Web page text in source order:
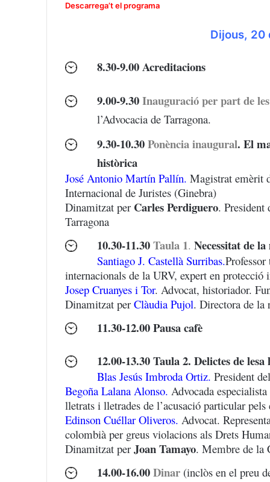
Descarrega’t el programa
Dijous, 20
8.30-9.00 Acreditacions
9.00-9.30Inauguració per part de
l’Advocacia de Tarragona.
9.30-10.30Ponència inaugural. El
històrica
José Antonio Martín Pallín. Magistrat emèrit
Internacional de Juristes (Ginebra)
Dinamitzat per Carles Perdiguero. President
Tarragona
10.30-11.30Taula 1. Necessitat de
Santiago J. Castellà Surribas.
internacionals de la URV, expert en protecció
Josep Cruanyes i Tor. Advocat, historiador.
Dinamitzat per Clàudia Pujol. Directora de la
11.30-12.00Pausa cafè
12.00-13.30 Taula 2. Delictes de
Blas Jesús Imbroda Ortiz. President
Begoña Lalana Alonso. Advocada
lletrats i lletrades de l’acusació particular
Edinson Cuéllar Oliveros. Advocat.
colombià per greus violacions als Drets
Dinamitzat per Joan Tamayo. Membre de la
14.00-16.00Dinar (inclòs en el preu